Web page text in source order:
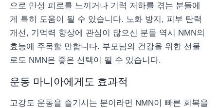
으로 만성 피로를 느끼거나 기력 저하를 겪는 분들에
게 특히 도움이 될 수 있습니다. 노화 방지, 피부 탄력
개선, 기억력 향상에 관심이 많으신 분들 역시 NMN의
효능에 주목할 만합니다. 부모님의 건강을 위한 선물
로도 NMN은 좋은 선택이 될 수 있습니다.
운동 마니아에게도 효과적
고강도 운동을 즐기시는 분이라면 NMN이 빠른 회복을